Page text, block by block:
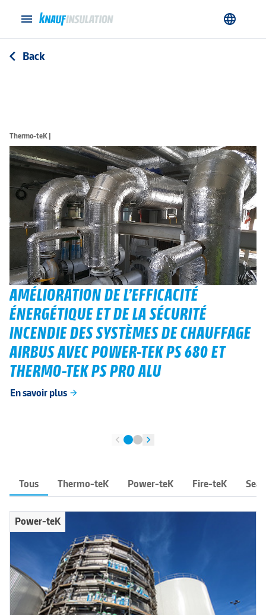
menu language
arrow_back_ios Back
Thermo-teK |
AMÉLIORATION DE L’EFFICACITÉ
ÉNERGÉTIQUE ET DE LA SÉCURITÉ
INCENDIE DES SYSTÈMES DE CHAUFFAGE
AIRBUS AVEC POWER-TEK PS 680 ET
THERMO-TEK PS PRO ALU
En savoir plus arrow_forward
chevron_left chevron_right
Tous Thermo-teK Power-teK Fire-teK
Power-teK